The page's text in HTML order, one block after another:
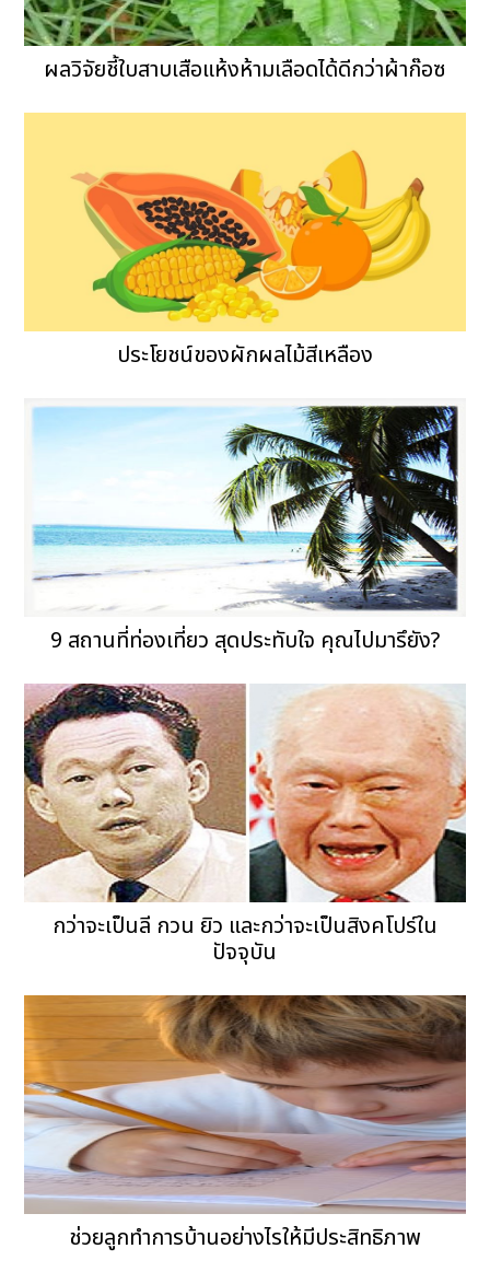
ผลวิจัยชี้ใบสาบเสือแห้งห้ามเลือดได้ดีกว่าผ้าก๊อซ
ประโยชน์ของผักผลไม้สีเหลือง
9 สถานที่ท่องเที่ยว สุดประทับใจ คุณไปมารึยัง?
กว่าจะเป็นลี กวน ยิว และกว่าจะเป็นสิงคโปร์ใน
ปัจจุบัน
ช่วยลูกทำการบ้านอย่างไรให้มีประสิทธิภาพ